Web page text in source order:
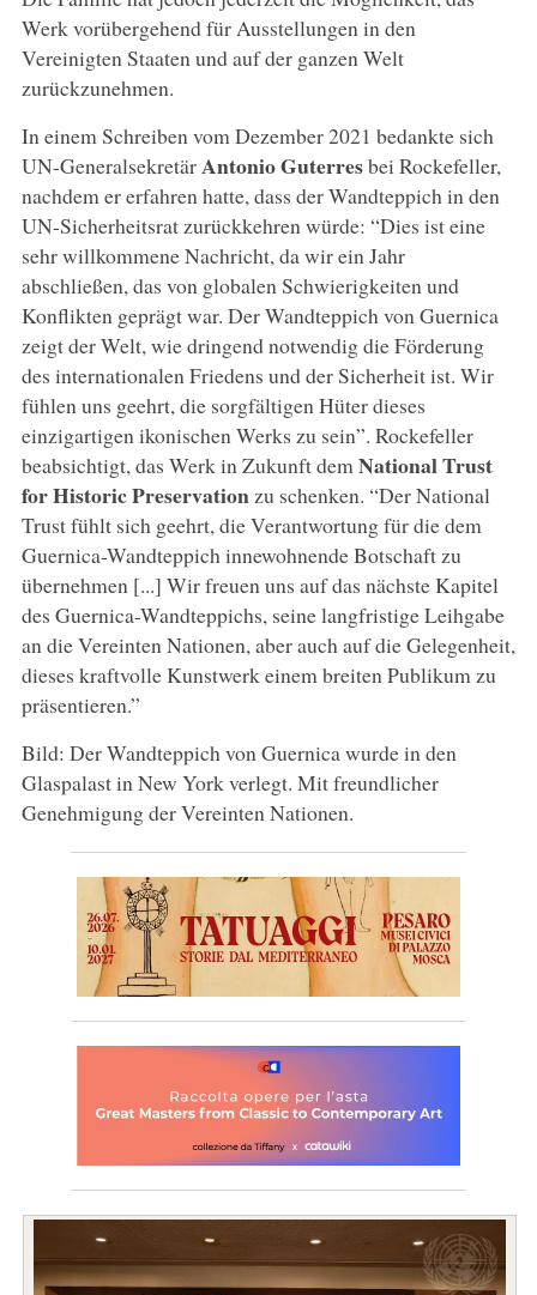
Werk vorübergehend für Ausstellungen in den
Vereinigten Staaten und auf der ganzen Welt
zurückzunehmen.
In einem Schreiben vom Dezember 2021 bedankte sich
UN-GeneralsekretärAntonio Guterresbei Rockefeller,
nachdem er erfahren hatte, dass der Wandteppich in den
UN-Sicherheitsrat zurückkehren würde: “Dies ist eine
sehr willkommene Nachricht, da wir ein Jahr
abschließen, das von globalen Schwierigkeiten und
Konflikten geprägt war. Der Wandteppich von Guernica
zeigt der Welt, wie dringend notwendig die Förderung
des internationalen Friedens und der Sicherheit ist. Wir
fühlen uns geehrt, die sorgfältigen Hüter dieses
einzigartigen ikonischen Werks zu sein”. Rockefeller
beabsichtigt, das Werk in Zukunft dem National Trust
for Historic Preservation zu schenken. “Der National
Trust fühlt sich geehrt, die Verantwortung für die dem
Guernica-Wandteppich innewohnende Botschaft zu
übernehmen [...] Wir freuen uns auf das nächste Kapitel
des Guernica-Wandteppichs, seine langfristige Leihgabe
an die Vereinten Nationen, aber auch auf die Gelegenheit,
dieses kraftvolle Kunstwerk einem breiten Publikum zu
präsentieren.”
Bild: Der Wandteppich von Guernica wurde in den
Glaspalast in New York verlegt. Mit freundlicher
Genehmigung der Vereinten Nationen.